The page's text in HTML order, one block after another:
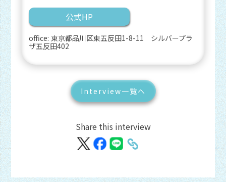
公式HP
office: 東京都品川区東五反田1-8-11 シルバープラ
ザ五反田402
Interview一覧へ
Share this interview